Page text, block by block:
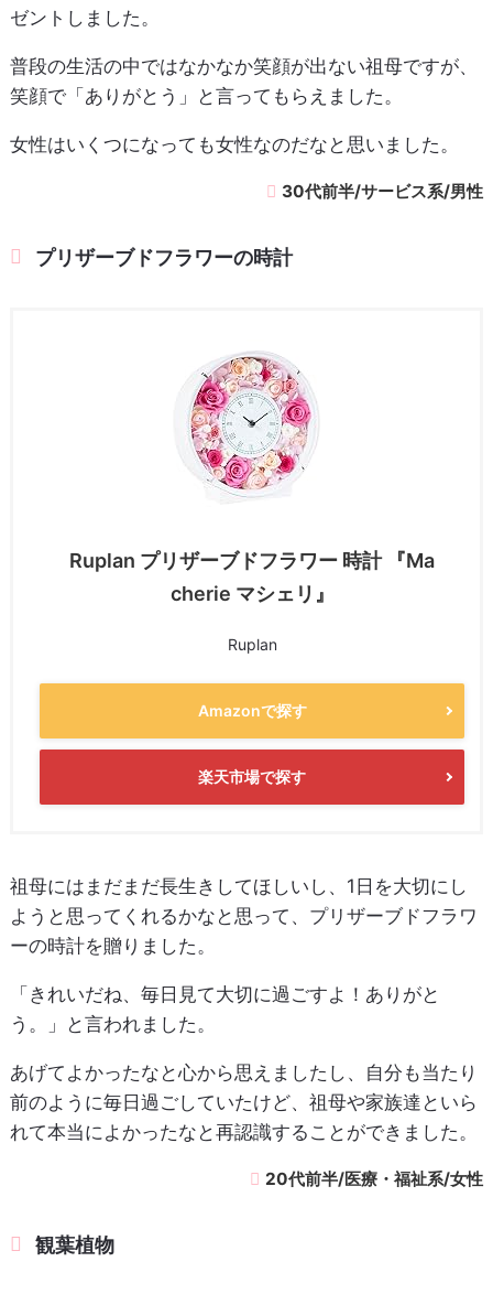
ゼントしました。
普段の生活の中ではなかなか笑顔が出ない祖母ですが、
笑顔で「ありがとう」と言ってもらえました。
女性はいくつになっても女性なのだなと思いました。
30代前半/サービス系/男性
プリザーブドフラワーの時計
Ruplan プリザーブドフラワー 時計 『Ma
cherie マシェリ』
Ruplan
Amazonで探す
楽天市場で探す
祖母にはまだまだ長生きしてほしいし、1日を大切にし
ようと思ってくれるかなと思って、プリザーブドフラワ
ーの時計を贈りました。
「きれいだね、毎日見て大切に過ごすよ！ありがと
う。」と言われました。
あげてよかったなと心から思えましたし、自分も当たり
前のように毎日過ごしていたけど、祖母や家族達といら
れて本当によかったなと再認識することができました。
20代前半/医療・福祉系/女性
観葉植物